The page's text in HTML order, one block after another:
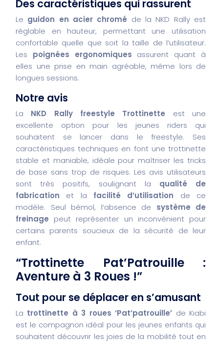
Des caractéristiques qui rassurent
Le guidon en acier chromé de la NKD Rally est
réglable en hauteur, permettant une utilisation
confortable quelle que soit la taille de l’utilisateur.
Les poignées ergonomiques assurent quant à
elles une prise en main agréable, même lors de
longues sessions.
Notre avis
La NKD Rally freestyle Trottinette est une
excellente option pour les jeunes riders qui
souhaitent se lancer dans le freestyle. Ses
caractéristiques techniques en font une trottinette
stable et maniable, idéale pour maîtriser les tricks
de base sans trop de risques. Les avis utilisateurs
sont très positifs, soulignant la qualité de
fabrication et la facilité d’utilisation de ce
modèle. Seul bémol, l’absence de système de
freinage peut représenter un inconvénient pour
certains parents soucieux de la sécurité de leur
enfant.
“Trottinette Pat’Patrouille :
Aventure à 3 Roues !”
Tout pour se déplacer en s’amusant
La trottinette à 3 roues ‘Pat’patrouille’ de Kiabi
est le compagnon idéal pour les jeunes enfants qui
souhaitent découvrir les joies de la mobilité tout en